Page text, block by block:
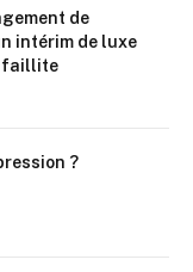
de
intérim de luxe
faillite
?